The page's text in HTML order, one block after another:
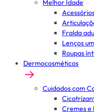
Melhor Idade
Fralda
Lenços
Roupas
Dermocosméticos
Cuidados com
Cremes